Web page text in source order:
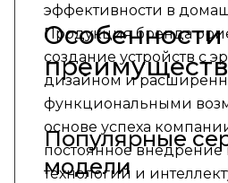
эффективности в
Продукция бренда
создание устройств с
дизайном и
функциональными
основе успеха
постоянное
технологий и
Популярные
модели